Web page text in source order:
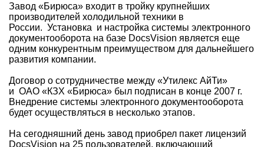
Завод «Бирюса» входит в тройку крупнейших
производителей холодильной техники в
России. Установка и настройка системы электронного
документооборота на базе DocsVision является еще
одним конкурентным преимуществом для дальнейшего
развития компании.
Договор о сотрудничестве между «Утилекс АйТи»
и ОАО «КЗХ «Бирюса» был подписан в конце 2007 г.
Внедрение системы электронного документооборота
будет осуществляться в несколько этапов.
На сегодняшний день завод приобрел пакет лицензий
DocsVision на 25 пользователей, включающий